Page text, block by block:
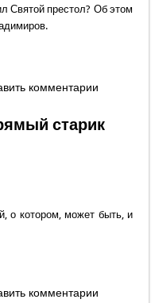
Святой престол? Об этом
Владимиров - Что ждёт
комментарии
старик
о котором, может быть, и
старик
комментарии